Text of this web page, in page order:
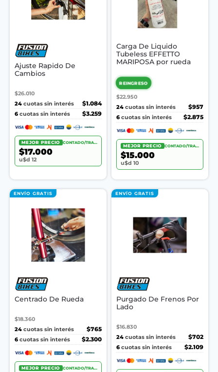
Ajuste Rapido De
Cambios
$26.010
24 cuotas sin interés
$1.084
6 cuotas sin interés $3.259
MEJOR PRECIO CONTADO/TRANSF.
$17.000
u$d 12
Carga De Liquido
Tubeless EFFETTO
MARIPOSA por rueda
REINGRESO
$22.950
24 cuotas sin interés
$957
6 cuotas sin interés $2.875
MEJOR PRECIO CONTADO/TRANSF.
$15.000
u$d 10
ENVÍO GRATIS
Centrado De Rueda
$18.360
24 cuotas sin interés
$765
6 cuotas sin interés $2.300
MEJOR PRECIO CONTADO/TRANSF.
ENVÍO GRATIS
Purgado De Frenos Por
Lado
$16.830
24 cuotas sin interés
$702
6 cuotas sin interés $2.109